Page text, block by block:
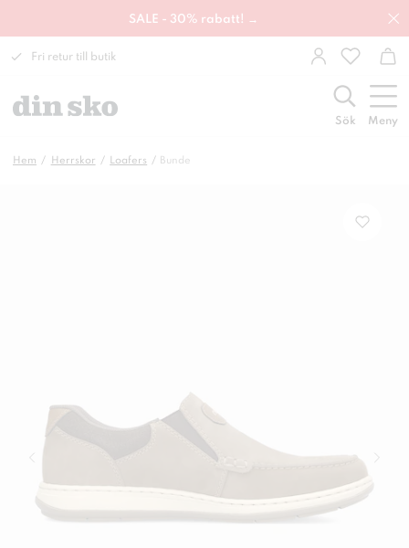
SALE - 30% rabatt! →
Fri retur till butik
Sök Meny
Hem Herrskor Loafers Bunde